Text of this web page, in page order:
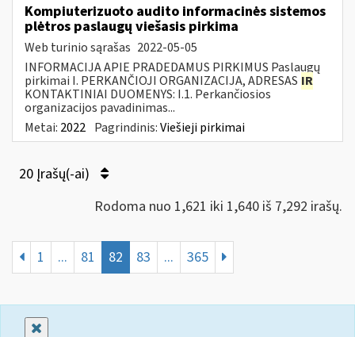
Kompiuterizuoto audito informacinės sistemos
plėtros paslaugų viešasis pirkima
Web turinio sąrašas 2022-05-05
INFORMACIJA APIE PRADEDAMUS PIRKIMUS Paslaugų
pirkimai I. PERKANČIOJI ORGANIZACIJA, ADRESAS IR
KONTAKTINIAI DUOMENYS: I.1. Perkančiosios
organizacijos pavadinimas...
Metai: 2022 Pagrindinis:Viešieji pirkimai
20 Įrašų(-ai)
Rodoma nuo 1,621 iki 1,640 iš 7,292 irašų.
1 ... 81 82 83 ... 365